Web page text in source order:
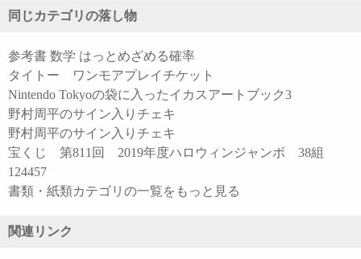
同じカテゴリの落し物
参考書 数学 はっとめざめる確率
タイトー ワンモアプレイチケット
Nintendo Tokyoの袋に入ったイカスアートブック3
野村周平のサイン入りチェキ
野村周平のサイン入りチェキ
宝くじ 第811回 2019年度ハロウィンジャンボ 38組
124457
書類・紙類カテゴリの一覧をもっと見る
関連リンク